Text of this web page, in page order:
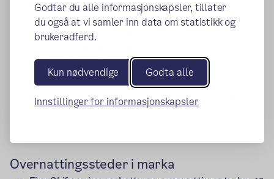
Godtar du alle informasjonskapsler, tillater
du også at vi samler inn data om statistikk og
brukeradferd.
Kun nødvendige Godta alle
Innstillinger for informasjonskapsler
videre.
Rimelige lokaler og
Her er en oversikt over lokaler og overnattingssteder i
Oslo og omegn som kan lånes eller leies rimelig.
Lån og utleie av Oslo kommunes lokaler
(ekstern lenke)
Overnattingssteder i marka